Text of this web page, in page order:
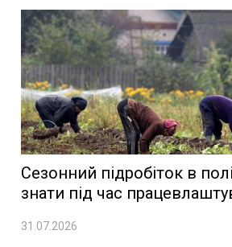
Сезонний підробіток в
знати під час
31.07.2026